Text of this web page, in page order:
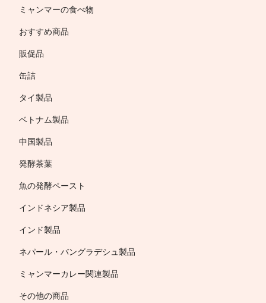
ミャンマーの食べ物
おすすめ商品
販促品
缶詰
タイ製品
ベトナム製品
中国製品
発酵茶葉
魚の発酵ペースト
インドネシア製品
インド製品
ネパール・バングラデシュ製品
ミャンマーカレー関連製品
その他の商品